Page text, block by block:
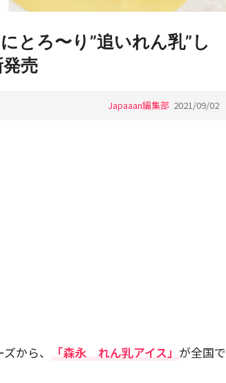
とろ〜り”追いれん乳”し
売
Japaaan編集部 2021/09/02
から、 「森永 れん乳アイス」 が全国で